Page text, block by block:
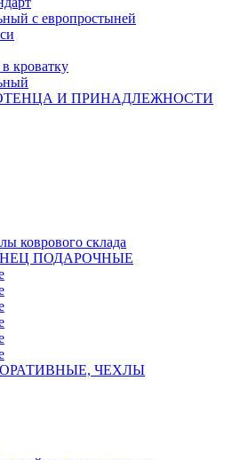
с европростыней
кроватку
И ПРИНАДЛЕЖНОСТИ
коврового склада
ПОДАРОЧНЫЕ
ЧЕХЛЫ